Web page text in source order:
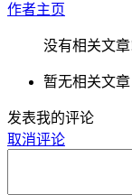
作者主页
没有相关文
暂无相关文章
发表我的评论
取消评论